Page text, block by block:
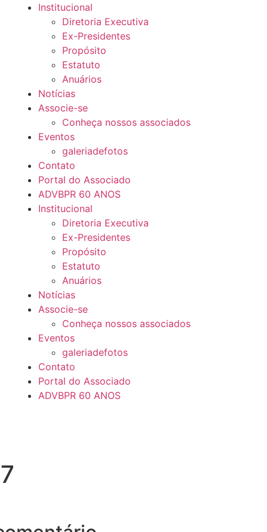
Institucional
Diretoria Executiva
Ex-Presidentes
Propósito
Estatuto
Anuários
Notícias
Associe-se
Conheça nossos associados
Eventos
galeriadefotos
Contato
Portal do Associado
ADVBPR 60 ANOS
Institucional
Diretoria Executiva
Ex-Presidentes
Propósito
Estatuto
Anuários
Notícias
Associe-se
Conheça nossos associados
Eventos
galeriadefotos
Contato
Portal do Associado
ADVBPR 60 ANOS